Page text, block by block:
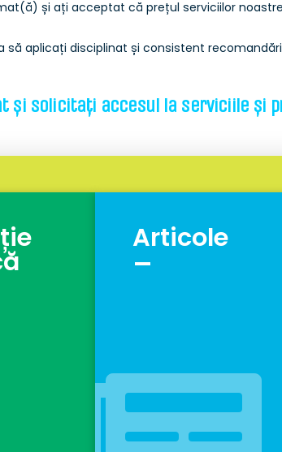
și ați acceptat că prețul serviciilor
aplicați disciplinat și consistent
și solicitați accesul la serviciile și
Articole
_